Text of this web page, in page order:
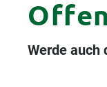
Werde auch